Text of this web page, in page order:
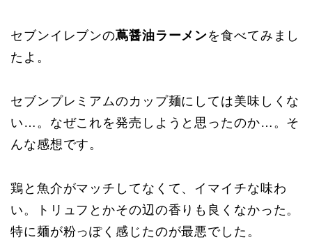
セブンイレブンの蔦醤油ラーメンを食べてみまし
たよ。
セブンプレミアムのカップ麺にしては美味しくな
い…。なぜこれを発売しようと思ったのか…。そ
んな感想です。
鶏と魚介がマッチしてなくて、イマイチな味わ
い。トリュフとかその辺の香りも良くなかった。
特に麺が粉っぽく感じたのが最悪でした。